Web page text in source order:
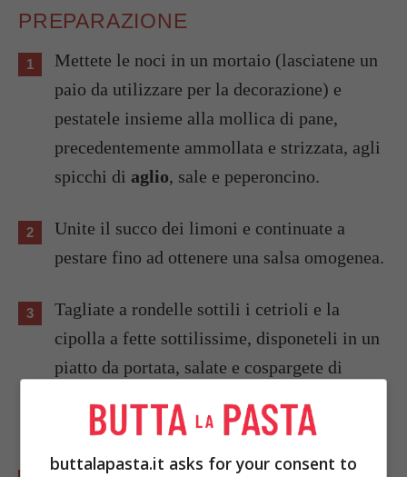
PREPARAZIONE
Mettete le noci in un mortaio (lasciatene un
paio da utilizzare per la decorazione) e
pestatele insieme alla mollica di pane,
precedentemente ammollata e strizzata, agli
spicchi di aglio, sale e peperoncino.
Unite il succo dei limoni e continuate a
pestare fino ad ottenere una salsa omogenea.
Tagliate a rondelle sottili i cetrioli e la
cipolla a fette sottilissime, disponeteli in un
piatto da portata, salate e cospargete di
noci e un filo di olio.
buttalapasta.it asks for your consent to